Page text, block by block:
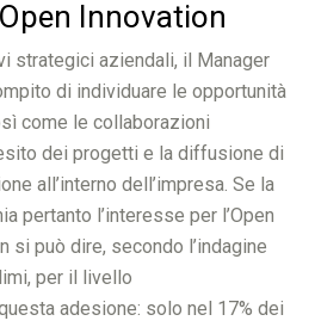
Innovation
strategici aziendali, il Manager
di individuare le opportunità
come le collaborazioni
dei progetti e la diffusione di
all’interno dell’impresa. Se la
pertanto l’interesse per l’Open
si può dire, secondo l’indagine
per il livello
adesione: solo nel 17% dei